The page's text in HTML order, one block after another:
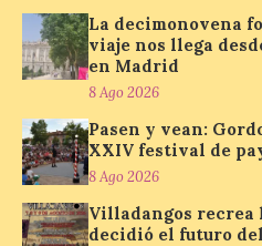
jóvenes “Enredando.info”.
nos envía la décimo […]
Los minerales y sus
más comunes
nueva exposición del
Museo de la
la Minería de
La decimonovena
viaje nos llega
en Madrid
8 Ago 2026
Pasen y vean:
XXIV festival de
8 Ago 2026
Villadangos recrea
decidió el futuro